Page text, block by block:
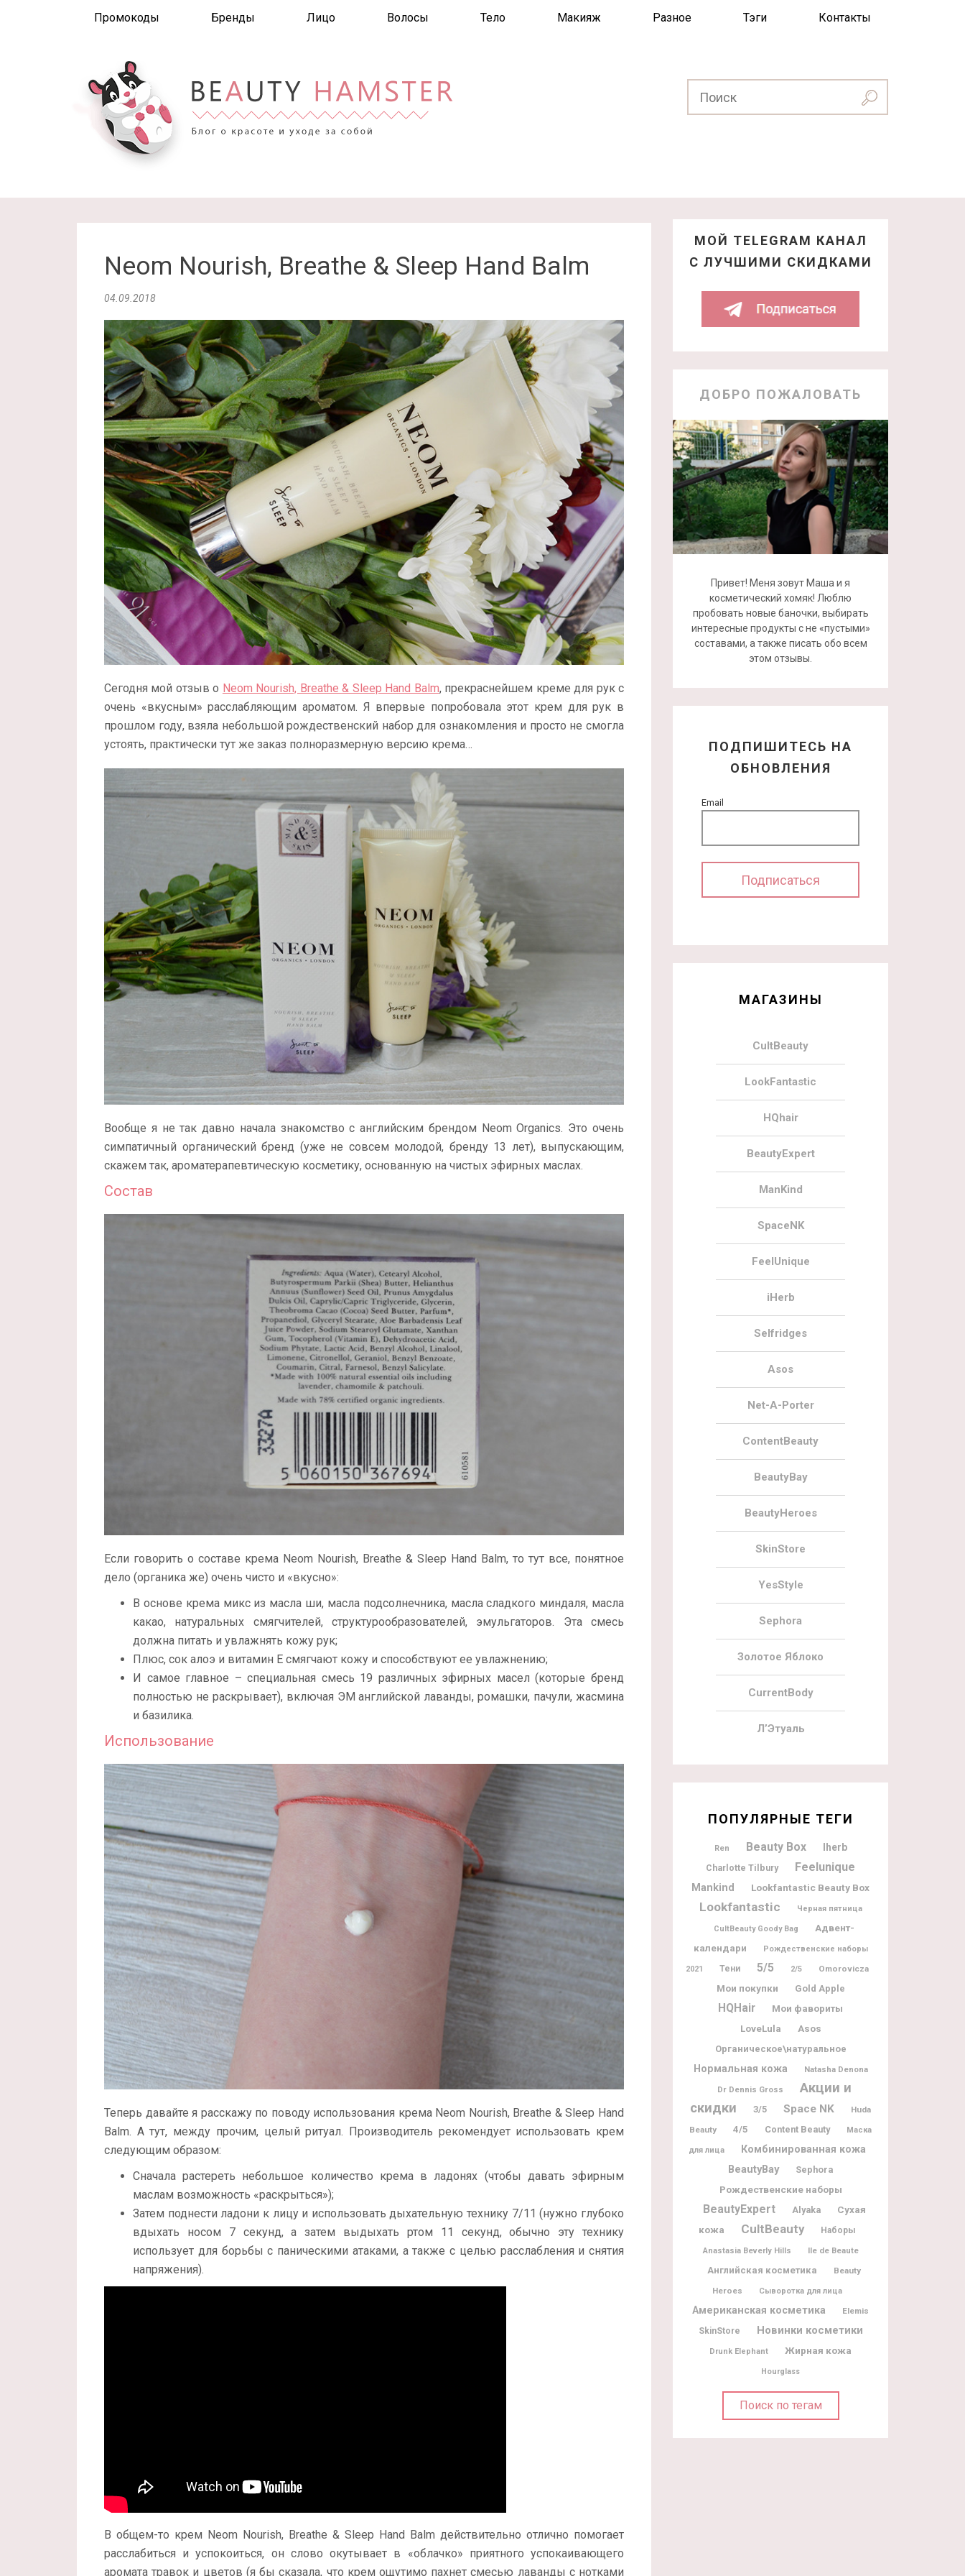
Промокоды Бренды Лицо Волосы Тело Макияж Разное Тэги Контакты
Neom Nourish, Breathe & Sleep Hand Balm
04.09.2018
Сегодня мой отзыв о Neom Nourish, Breathe & Sleep Hand Balm, прекраснейшем креме для рук с
очень «вкусным» расслабляющим ароматом. Я впервые попробовала этот крем для рук в
прошлом году, взяла небольшой рождественский набор для ознакомления и просто не смогла
устоять, практически тут же заказ полноразмерную версию крема…
Вообще я не так давно начала знакомство с английским брендом Neom Organics. Это очень
симпатичный органический бренд (уже не совсем молодой, бренду 13 лет), выпускающим,
скажем так, ароматерапевтическую косметику, основанную на чистых эфирных маслах.
Состав
Если говорить о составе крема Neom Nourish, Breathe & Sleep Hand Balm, то тут все, понятное
дело (органика же) очень чисто и «вкусно»:
В основе крема микс из масла ши, масла подсолнечника, масла сладкого миндаля, масла
какао, натуральных смягчителей, структурообразователей, эмульгаторов. Эта смесь
должна питать и увлажнять кожу рук;
Плюс, сок алоэ и витамин Е смягчают кожу и способствуют ее увлажнению;
И самое главное – специальная смесь 19 различных эфирных масел (которые бренд
полностью не раскрывает), включая ЭМ английской лаванды, ромашки, пачули, жасмина
и базилика.
Использование
Теперь давайте я расскажу по поводу использования крема Neom Nourish, Breathe & Sleep Hand
Balm. А тут, между прочим, целый ритуал. Производитель рекомендует использовать крем
следующим образом:
Сначала растереть небольшое количество крема в ладонях (чтобы давать эфирным
маслам возможность «раскрыться»);
Затем поднести ладони к лицу и использовать дыхательную технику 7/11 (нужно глубоко
вдыхать носом 7 секунд, а затем выдыхать ртом 11 секунд, обычно эту технику
использует для борьбы с паническими атаками, а также с целью расслабления и снятия
напряжения).
В общем-то крем Neom Nourish, Breathe & Sleep Hand Balm действительно отлично помогает
расслабиться и успокоиться, он слово окутывает в «облачко» приятного успокаивающего
аромата травок и цветов (я бы сказала, что крем ощутимо пахнет смесью лаванды с нотками
МОЙ TELEGRAM КАНАЛ
С ЛУЧШИМИ СКИДКАМИ
ДОБРО ПОЖАЛОВАТЬ
Привет! Меня зовут Маша и я
косметический хомяк! Люблю
пробовать новые баночки, выбирать
интересные продукты с не «пустыми»
составами, а также писать обо всем
этом отзывы.
ПОДПИШИТЕСЬ НА
ОБНОВЛЕНИЯ
Email
МАГАЗИНЫ
CultBeauty
LookFantastic
HQhair
BeautyExpert
ManKind
SpaceNK
FeelUnique
iHerb
Selfridges
Asos
Net-A-Porter
ContentBeauty
BeautyBay
BeautyHeroes
SkinStore
YesStyle
Sephora
Золотое Яблоко
CurrentBody
Л’Этуаль
ПОПУЛЯРНЫЕ ТЕГИ
Ren Beauty Box Iherb
Charlotte Tilbury Feelunique
Mankind Lookfantastic Beauty Box
Lookfantastic Черная пятница
CultBeauty Goody Bag
Адвент-
календари
Рождественские наборы
2021 Тени 5/5 2/5 Omorovicza
Мои покупки Gold Apple
HQHair Мои фавориты
LoveLula
Asos
Органическое\натуральное
Нормальная кожа
Natasha Denona
Dr Dennis Gross
Акции и
скидки
3/5 Space NK
Huda
Beauty
4/5 Content Beauty Маска
для лица Комбинированная кожа
BeautyBay Sephora
Рождественские наборы
BeautyExpert Alyaka
Сухая
кожа
CultBeauty Наборы
Anastasia Beverly Hills Ile de Beaute
Английская косметика
Beauty
Heroes
Сыворотка для лица
Американская косметика
Elemis
SkinStore
Новинки косметики
Drunk Elephant Жирная кожа
Hourglass
Поиск по тегам